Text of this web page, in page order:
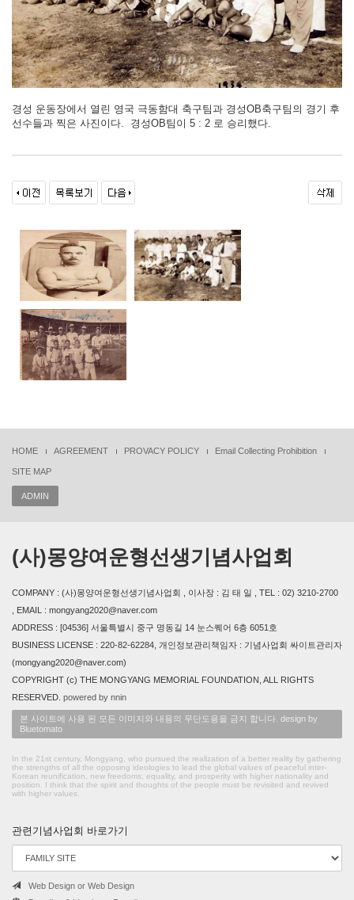
경성 운동장에서 열린 영국 극동함대 축구팀과 경성OB축구팀의 경기 후
선수들과 찍은 사진이다. 경성OB팀이 5 : 2 로 승리했다.
HOME AGREEMENT PROVACY POLICY Email Collecting Prohibition
SITE MAP
ADMIN
(사)몽양여운형선생기념사업회
COMPANY : (사)몽양여운형선생기념사업회 , 이사장 : 김 태 일 , TEL : 02) 3210-2700
, EMAIL : mongyang2020@naver.com
ADDRESS : [04536] 서울특별시 중구 명동길 14 눈스퀘어 6층 6051호
BUSINESS LICENSE : 220-82-62284, 개인정보관리책임자 : 기념사업회 싸이트관리자
(mongyang2020@naver.com)
COPYRIGHT (c) THE MONGYANG MEMORIAL FOUNDATION, ALL RIGHTS
RESERVED. powered by nnin
본 사이트에 사용 된 모든 이미지와 내용의 무단도용을 금지 합니다. design by
Bluetomato
In the 21st century, Mongyang, who pursued the realization of a better reality by gathering
the strengths of all the opposing ideologies to lead the global values of peaceful inter-
Korean reunification, new freedoms, equality, and prosperity with higher nationality and
position. I think that the spirit and thoughts of the people must be revisited and revived
with higher values.
관련기념사업회 바로가기
Web Design or Web Design